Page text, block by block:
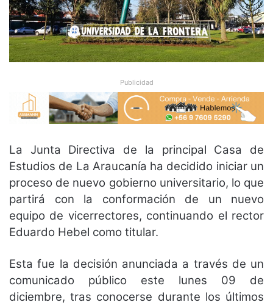
Publicidad
La Junta Directiva de la principal Casa de
Estudios de La Araucanía ha decidido iniciar un
proceso de nuevo gobierno universitario, lo que
partirá con la conformación de un nuevo
equipo de vicerrectores, continuando el rector
Eduardo Hebel como titular.
Esta fue la decisión anunciada a través de un
comunicado público este lunes 09 de
diciembre, tras conocerse durante los últimos